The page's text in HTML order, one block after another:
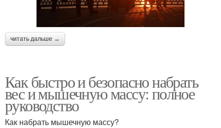
читать дальше →
Как быстро и безопасно набрать
вес и мышечную массу: полное
руководство
Как набрать мышечную массу?